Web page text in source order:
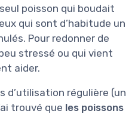
poisson qui boudait
qui sont d’habitude un
Pour redonner de
stressé ou qui vient
aider.
d’utilisation régulière (un
trouvé que les poissons